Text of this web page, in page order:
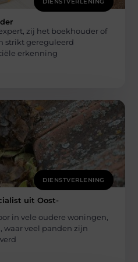
zij het boekhouder of
strikt gereguleerd
erkenning
DIENSTVERLENING
uit Oost-
in vele oudere woningen,
waar veel panden zijn